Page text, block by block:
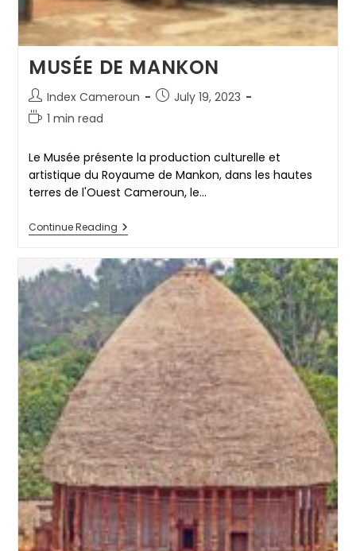
MUSÉE DE MANKON
Post
author:
Index Cameroun
PostJuly 19, 2023
Reading
1 min read
Le Musée présente la production culturelle et
artistique du Royaume de Mankon, dans les hautes
terres de l'Ouest Cameroun, le…
Continue ReadingMUSÉE
DE